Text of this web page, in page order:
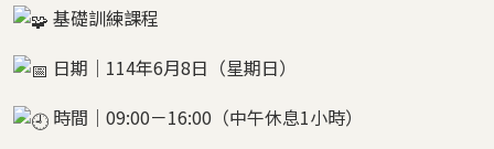
基礎訓練課程
日期｜114年6月8日（星期日）
時間｜09:00－16:00（中午休息1小時）